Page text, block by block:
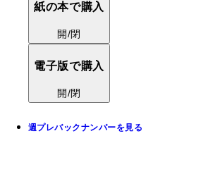
紙の本で購入
開/閉
電子版で購入
開/閉
週プレバックナンバーを見る